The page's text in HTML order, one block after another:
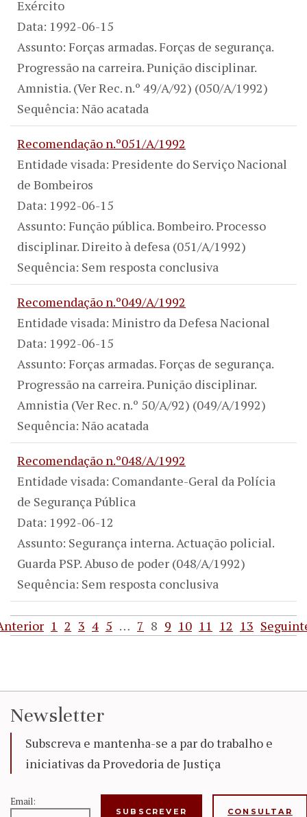
Exército
Data: 1992-06-15
Assunto: Forças armadas. Forças de segurança.
Progressão na carreira. Punição disciplinar.
Amnistia. (Ver Rec. n.º 49/A/92) (050/A/1992)
Sequência: Não acatada
Recomendação n.º051/A/1992
Entidade visada: Presidente do Serviço Nacional
de Bombeiros
Data: 1992-06-15
Assunto: Função pública. Bombeiro. Processo
disciplinar. Direito à defesa (051/A/1992)
Sequência: Sem resposta conclusiva
Recomendação n.º049/A/1992
Entidade visada: Ministro da Defesa Nacional
Data: 1992-06-15
Assunto: Forças armadas. Forças de segurança.
Progressão na carreira. Punição disciplinar.
Amnistia (Ver Rec. n.º 50/A/92) (049/A/1992)
Sequência: Não acatada
Recomendação n.º048/A/1992
Entidade visada: Comandante-Geral da Polícia
de Segurança Pública
Data: 1992-06-12
Assunto: Segurança interna. Actuação policial.
Guarda PSP. Abuso de poder (048/A/1992)
Sequência: Sem resposta conclusiva
1 2 3 4 5 … 7 8 9 10 11 12 13
Newsletter
Subscreva e mantenha-se a par do trabalho e
iniciativas da Provedoria de Justiça
Email:
CONSULTAR